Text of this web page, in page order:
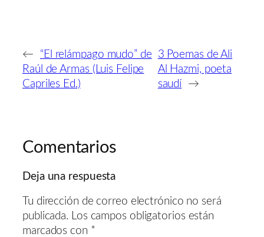
←
“El relámpago mudo” de
Raúl de Armas (Luis Felipe
Capriles Ed.)
3 Poemas de Ali
Al Hazmi, poeta
saudí
→
Comentarios
Deja una respuesta
Tu dirección de correo electrónico no será
publicada. Los campos obligatorios están
marcados con *